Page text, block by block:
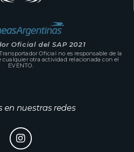
Oficial del SAP 2021
Oficial no es responsable de la
otra actividad relacionada con el
EVENTO.
en nuestras redes